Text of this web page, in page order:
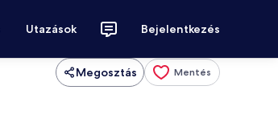
Utazások Bejelentkezés
Megosztás Mentés